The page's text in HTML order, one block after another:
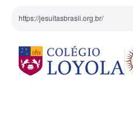
https://jesuitasbrasil.org.br/